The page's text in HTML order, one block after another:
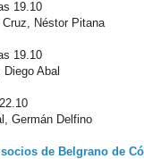
19.10
Néstor Pitana
19.10
Diego Abal
Germán Delfino
de Belgrano de